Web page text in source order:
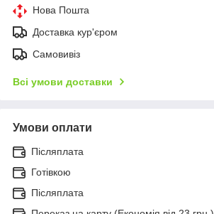
Нова Пошта
Доставка кур'єром
Самовивіз
Всі умови доставки
Умови оплати
Післяплата
Готівкою
Післяплата